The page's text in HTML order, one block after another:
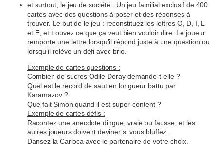
et surtout, le jeu de société : Un jeu familial exclusif de 400
cartes avec des questions à poser et des réponses à
trouver. Le but de le jeu : reconstituez les lettres O, D, I, L
et E, et trouvez ce que ça veut bien vouloir dire. Le joueur
remporte une lettre lorsqu’il répond juste à une question ou
lorsqu’il relève un défi avec brio.
Exemple de cartes questions :
Combien de sucres Odile Deray demande-t-elle ?
Quel est le record de saut en longueur battu par
Karamazov ?
Que fait Simon quand il est super-content ?
Exemple de cartes défis :
Racontez une anecdote dingue, vraie ou fausse, et les
autres joueurs doivent deviner si vous bluffez.
Dansez la Carioca avec le partenaire de votre choix.